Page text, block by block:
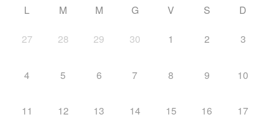
L M M G V S D
27 28 29 30 1 2 3
4 5 6 7 8 9 10
11 12 13 14 15 16 17